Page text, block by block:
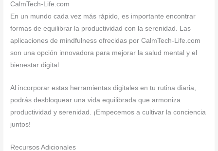
CalmTech-Life.com
En un mundo cada vez más rápido, es importante encontrar
formas de equilibrar la productividad con la serenidad. Las
aplicaciones de mindfulness ofrecidas por CalmTech-Life.com
son una opción innovadora para mejorar la salud mental y el
bienestar digital.
Al incorporar estas herramientas digitales en tu rutina diaria,
podrás desbloquear una vida equilibrada que armoniza
productividad y serenidad. ¡Empecemos a cultivar la conciencia
juntos!
Recursos Adicionales